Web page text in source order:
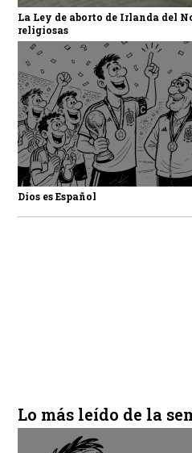
La Ley de aborto de Irlanda del
religiosas
Dios es Español
Lo más leído de la